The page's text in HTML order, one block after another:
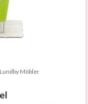
Lundby Möbler